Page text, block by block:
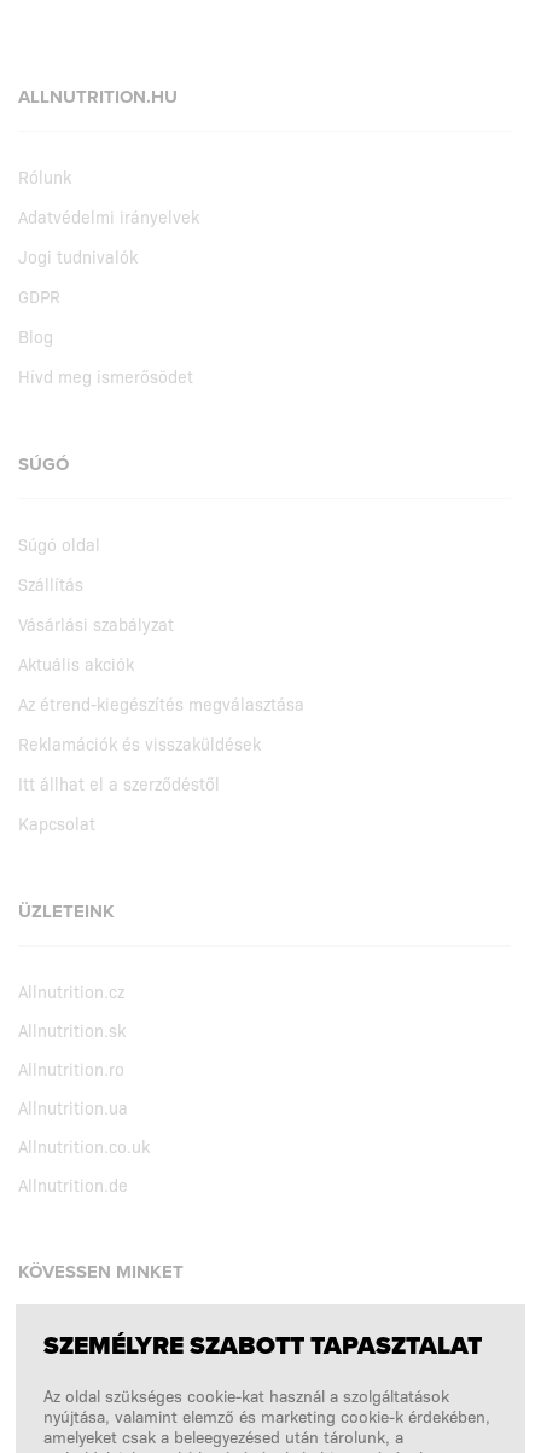
ALLNUTRITION.HU
Rólunk
Adatvédelmi irányelvek
Jogi tudnivalók
GDPR
Blog
Hívd meg ismerősödet
SÚGÓ
Súgó oldal
Szállítás
Vásárlási szabályzat
Aktuális akciók
Az étrend-kiegészítés megválasztása
Reklamációk és visszaküldések
Itt állhat el a szerződéstől
Kapcsolat
ÜZLETEINK
Allnutrition.cz
Allnutrition.sk
Allnutrition.ro
Allnutrition.ua
Allnutrition.co.uk
Allnutrition.de
KÖVESSEN MINKET
Facebook
Instagram
Copyright © 2026SFD S. A.
SZEMÉLYRE SZABOTT TAPASZTALAT
Az oldal szükséges cookie-kat használ a szolgáltatások
nyújtása, valamint elemző és marketing cookie-k érdekében,
amelyeket csak a beleegyezésed után tárolunk, a